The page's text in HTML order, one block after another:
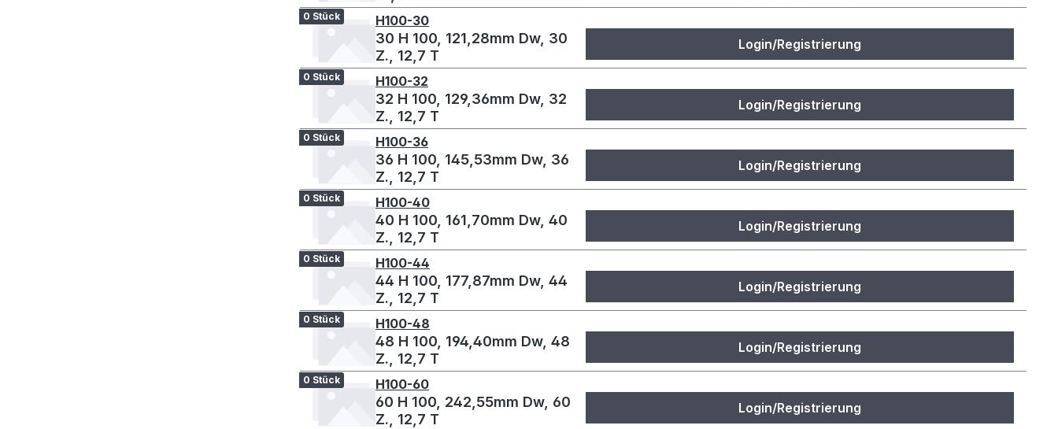
0 Stück H100-30
30 H 100, 121,28mm Dw, 30
Z., 12,7 T
Login/Registrierung
0 Stück H100-32
32 H 100, 129,36mm Dw, 32
Z., 12,7 T
Login/Registrierung
0 Stück H100-36
36 H 100, 145,53mm Dw, 36
Z., 12,7 T
Login/Registrierung
0 Stück H100-40
40 H 100, 161,70mm Dw, 40
Z., 12,7 T
Login/Registrierung
0 Stück H100-44
44 H 100, 177,87mm Dw, 44
Z., 12,7 T
Login/Registrierung
0 Stück H100-48
48 H 100, 194,40mm Dw, 48
Z., 12,7 T
Login/Registrierung
0 Stück H100-60
60 H 100, 242,55mm Dw, 60
Z., 12,7 T
Login/Registrierung